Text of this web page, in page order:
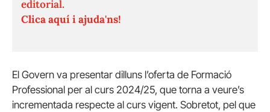
editorial.
Clica aquí i ajuda'ns!
El Govern va presentar dilluns l’oferta de Formació
Professional per al curs 2024/25, que torna a veure’s
incrementada respecte al curs vigent. Sobretot, pel que